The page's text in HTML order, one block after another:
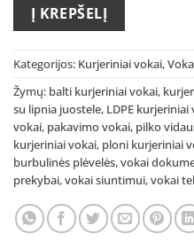
Į KREPŠELĮ
Kategorijos: Kurjeriniai vokai,
Žymų: balti kurjeriniai vokai,
su lipnia juostele, LDPE kurjeriniai
vokai, pakavimo vokai, pilko
kurjeriniai vokai, ploni kurjeriniai
burbulinės plėvelės,vokai
prekybai,vokai siuntimui,vokai